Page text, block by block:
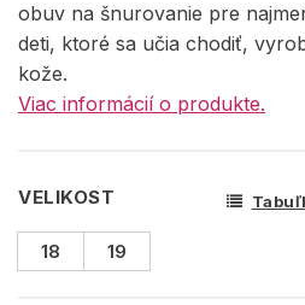
obuv na šnurovanie pre
deti, ktoré sa učia chodiť,
kože.
Viac informácií o produkte.
VELIKOST
18 19